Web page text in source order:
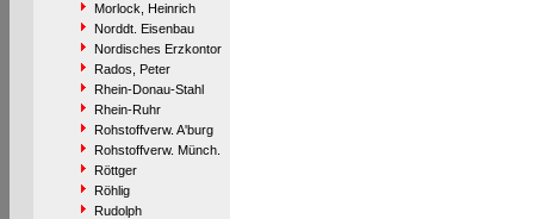
Morlock, Heinrich
Norddt. Eisenbau
Nordisches Erzkontor
Rados, Peter
Rhein-Donau-Stahl
Rhein-Ruhr
Rohstoffverw. A'burg
Rohstoffverw. Münch.
Röttger
Röhlig
Rudolph